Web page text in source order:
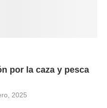
por la caza y pesca
2025